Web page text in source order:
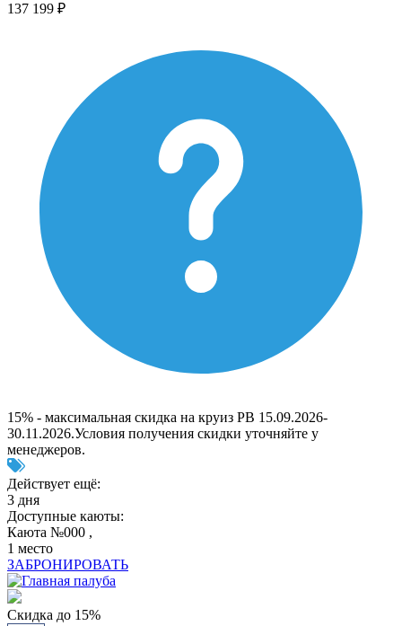
137 199 ₽
15% - максимальная скидка на круиз РВ 15.09.2026-
30.11.2026.Условия получения скидки уточняйте у
менеджеров.
Действует ещё:
3 дня
Доступные каюты:
Каюта №000 ,
1 место
ЗАБРОНИРОВАТЬ
Скидка до 15%